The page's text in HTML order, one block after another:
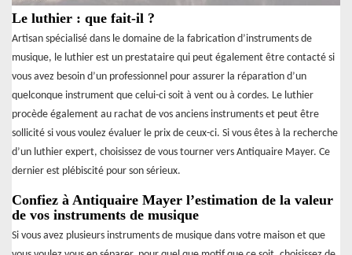
Le luthier : que fait-il ?
Artisan spécialisé dans le domaine de la fabrication d’instruments de
musique, le luthier est un prestataire qui peut également être contacté si
vous avez besoin d’un professionnel pour assurer la réparation d’un
quelconque instrument que celui-ci soit à vent ou à cordes. Le luthier
procède également au rachat de vos anciens instruments et peut être
sollicité si vous voulez évaluer le prix de ceux-ci. Si vous êtes à la recherche
d’un luthier expert, choisissez de vous tourner vers Antiquaire Mayer. Ce
dernier est plébiscité pour son sérieux.
Confiez à Antiquaire Mayer l’estimation de la valeur
de vos instruments de musique
Si vous avez plusieurs instruments de musique dans votre maison et que